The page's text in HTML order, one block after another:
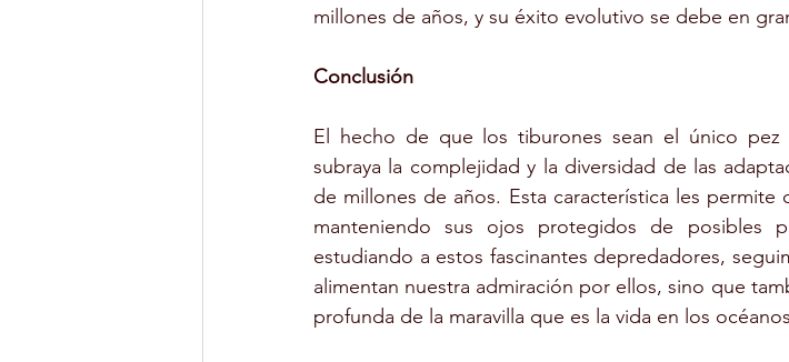
millones de años, y su éxito evolutivo se debe en
Conclusión
El hecho de que los tiburones sean el único
subraya la complejidad y la diversidad de las
de millones de años. Esta característica les permite
manteniendo sus ojos protegidos de posibles
estudiando a estos fascinantes depredadores,
alimentan nuestra admiración por ellos, sino que
profunda de la maravilla que es la vida en los